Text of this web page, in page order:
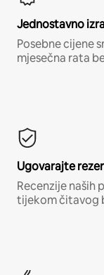
Jednostavno
Posebne cijene
mjesečna rata
Ugovarajte
Recenzije naših
tijekom čitavog